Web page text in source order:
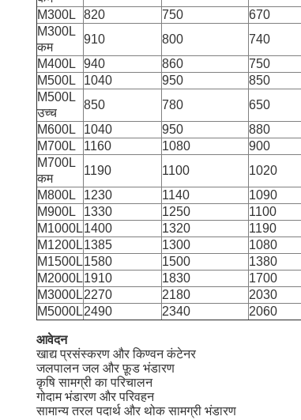
M300L
820 750 670
M300L
कम
910 800 740
M400L
940 860 750
M500L
1040 950 850
M500L
उच्च
850 780 650
M600L
1040 950 880
M700L
1160 1080 900
M700L
कम
1190 1100 1020
M800L
1230 1140 1090
M900L
1330 1250 1100
M1000L1400 1320 1190
M1200L1385 1300 1080
M1500L1580 1500 1380
M2000L1910 1830 1700
M3000L2270 2180 2030
M5000L2490 2340 2060
आवेदन
खाद्य प्रसंस्करण और किण्वन कंटेनर
जलपालन जल और फ़ूड भंडारण
कृषि सामग्री का परिचालन
गोदाम भंडारण और परिवहन
सामान्य तरल पदार्थ और थोक सामग्री भंडारण